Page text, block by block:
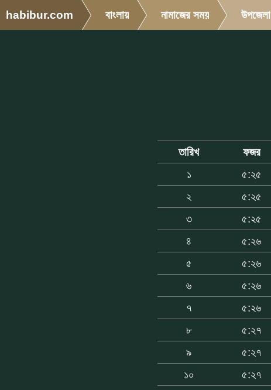
habibur.com বাংলায় নামাজের সময় উপজেলা
তারিখ ফজর
১
৫:২৫
২
৫:২৫
৩
৫:২৫
৪
৫:২৬
৫
৫:২৬
৬
৫:২৬
৭
৫:২৬
৮
৫:২৭
৯
৫:২৭
১০
৫:২৭